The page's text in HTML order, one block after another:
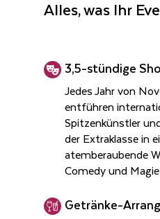
Alles, was Ihr
3,5-stün­di­ge
Jedes Jahr von
entführen
Spitzenkünstler
der Extraklasse in
atemberaubende
Comedy und
Ge­trän­ke-